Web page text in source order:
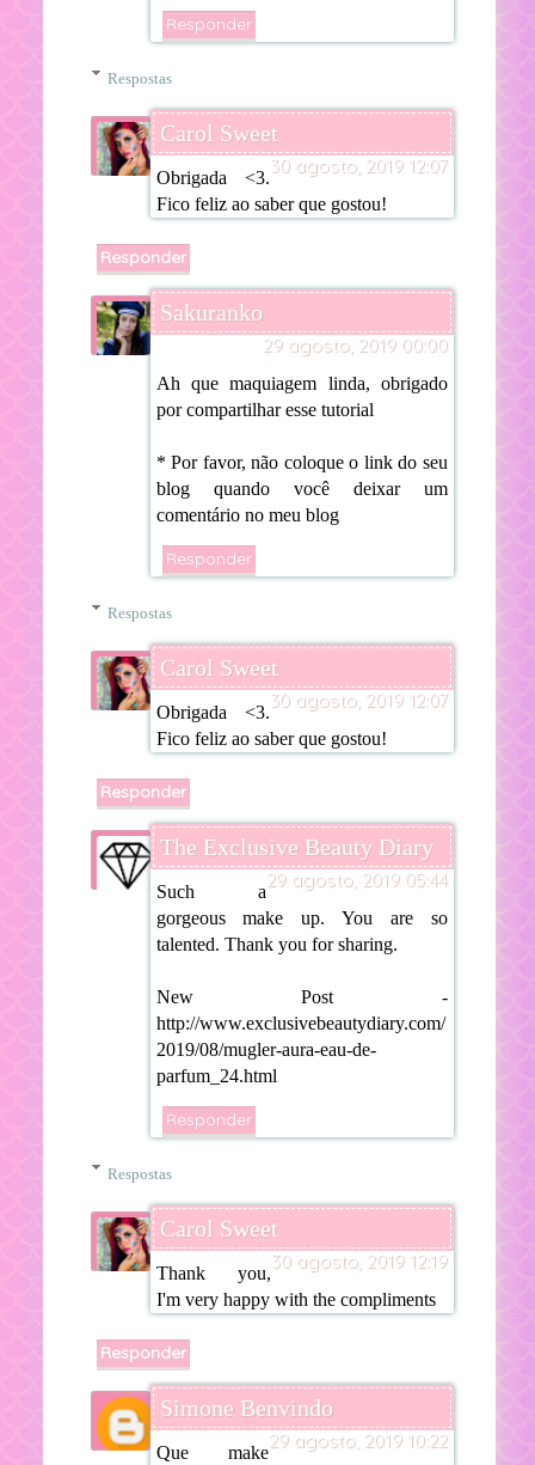
Responder
Respostas
Carol Sweet
30 agosto, 2019 12:07
Obrigada <3.
Fico feliz ao saber que gostou!
Responder
Sakuranko
29 agosto, 2019 00:00
Ah que maquiagem linda, obrigado
por compartilhar esse tutorial
* Por favor, não coloque o link do seu
blog quando você deixar um
comentário no meu blog
Responder
Respostas
Carol Sweet
30 agosto, 2019 12:07
Obrigada <3.
Fico feliz ao saber que gostou!
Responder
The Exclusive Beauty Diary
29 agosto, 2019 05:44
Such a
gorgeous make up. You are so
talented. Thank you for sharing.
New Post -
http://www.exclusivebeautydiary.com/
2019/08/mugler-aura-eau-de-
parfum_24.html
Responder
Respostas
Carol Sweet
30 agosto, 2019 12:19
Thank you,
I'm very happy with the compliments
Responder
Simone Benvindo
29 agosto, 2019 10:22
Que make